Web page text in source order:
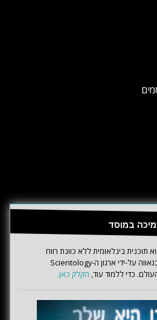
במוסד
בינלאומית ללא כוונת רווח
לחינוך על סמים שממומנת בגאווה על-ידי ארגון ה-Scientology
כדי ללמוד עוד, הקלק כאן.